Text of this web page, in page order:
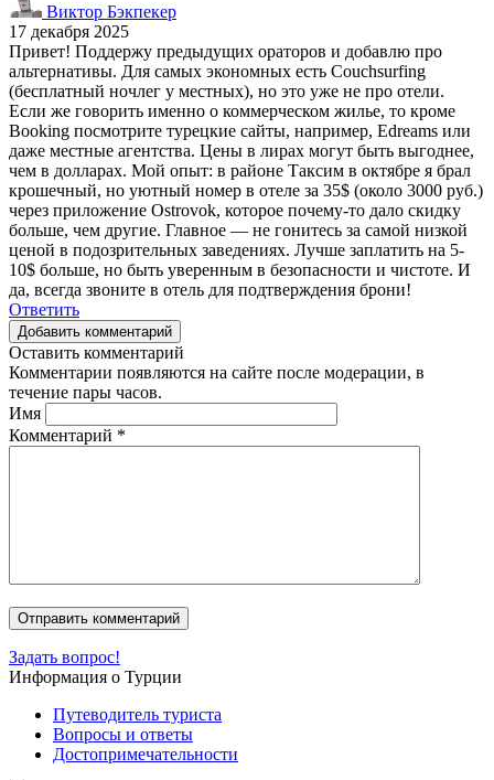
Виктор Бэкпекер
17 декабря 2025
Привет! Поддержу предыдущих ораторов и добавлю про
альтернативы. Для самых экономных есть Couchsurfing
(бесплатный ночлег у местных), но это уже не про отели.
Если же говорить именно о коммерческом жилье, то кроме
Booking посмотрите турецкие сайты, например, Edreams или
даже местные агентства. Цены в лирах могут быть выгоднее,
чем в долларах. Мой опыт: в районе Таксим в октябре я брал
крошечный, но уютный номер в отеле за 35$ (около 3000 руб.)
через приложение Ostrovok, которое почему-то дало скидку
больше, чем другие. Главное — не гонитесь за самой низкой
ценой в подозрительных заведениях. Лучше заплатить на 5-
10$ больше, но быть уверенным в безопасности и чистоте. И
да, всегда звоните в отель для подтверждения брони!
Ответить
Добавить комментарий
Оставить комментарий
Комментарии появляются на сайте после модерации, в
течение пары часов.
Имя
Комментарий *
Задать вопрос!
Информация о Турции
Путеводитель туриста
Вопросы и ответы
Достопримечательности